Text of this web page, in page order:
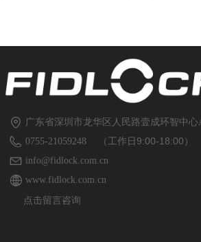
广东省深圳市龙华区人民路壹成环智中心
0755-21059248
info@fidlock.com.cn
www.fidlock.com.cn
（工作日9:00-18:00）
点击留言咨询